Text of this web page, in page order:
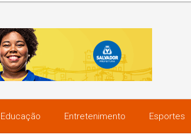
Educação Entretenimento Esportes